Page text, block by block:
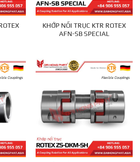
KHỚP NỐI TRỤC KTR ROTEX
AFN-SB SPECIAL